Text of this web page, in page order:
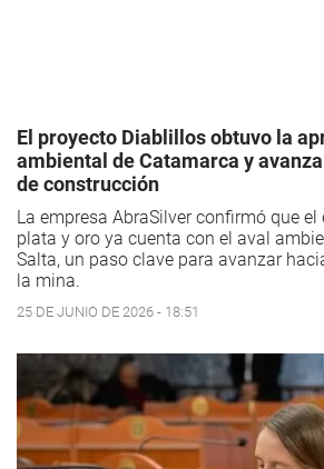
El proyecto Diablillos obtuvo la
ambiental de Catamarca y
de construcción
La empresa AbraSilver confirmó que
plata y oro ya cuenta con el aval
Salta, un paso clave para avanzar
la mina.
25 DE JUNIO DE 2026 - 18:51